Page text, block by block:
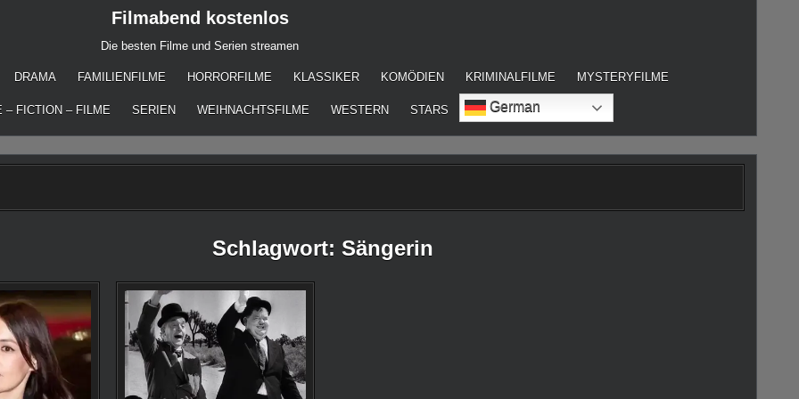
Filmabend kostenlos
Die besten Filme und Serien streamen
DRAMA FAMILIENFILME HORRORFILME KLASSIKER KOMÖDIEN KRIMINALFILME MYSTERYFILME
– FICTION – FILME SERIEN WEIHNACHTSFILME WESTERN STARS German
Schlagwort:Sängerin